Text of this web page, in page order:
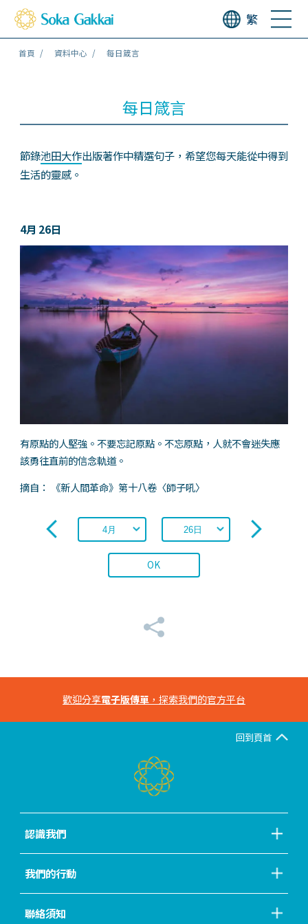
繁
首頁 資料中心 每日箴言
每日箴言
節錄池田大作出版著作中精選句子，希望您每天能從中得到
生活的靈感。
4月 26日
有原點的人堅強。不要忘記原點。不忘原點，人就不會迷失應
該勇往直前的信念軌道。
摘自： 《新人間革命》第十八卷〈師子吼〉
OK
歡迎分享電子版傳單 ，探索我們的官方平台
回到頁首
認識我們
我們的行動
聯絡須知